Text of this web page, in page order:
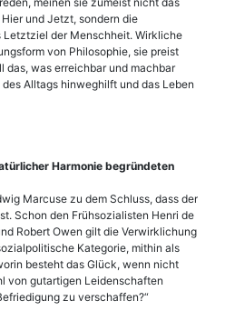
und Jetzt, sondern die
Letztziel der Menschheit. Wirkliche
von Philosophie, sie preist
das, was erreichbar und machbar
Alltags hinweghilft und das Leben
Harmonie begründeten
Marcuse zu dem Schluss, dass der
Schon den Frühsozialisten Henri de
Robert Owen gilt die Verwirklichung
Kategorie, mithin als
besteht das Glück, wenn nicht
von gutartigen Leidenschaften
zu verschaffen?“